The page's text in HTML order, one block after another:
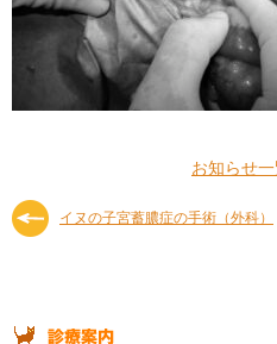
お知らせ
イヌの子宮蓄膿症の手術（外科）